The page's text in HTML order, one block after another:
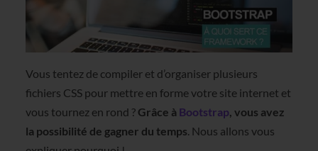
Vous tentez de compiler et d’organiser plusieurs
fichiers CSS pour mettre en forme votre site internet et
vous tournez en rond ? Grâce à Bootstrap, vous avez
la possibilité de gagner du temps. Nous allons vous